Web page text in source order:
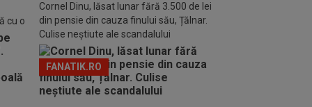
cu o
Cornel Dinu, lăsat lunar fără 3.500 de lei
din pensie din cauza finului său, Țălnar.
Culise neștiute ale scandalului
FANATIK.RO